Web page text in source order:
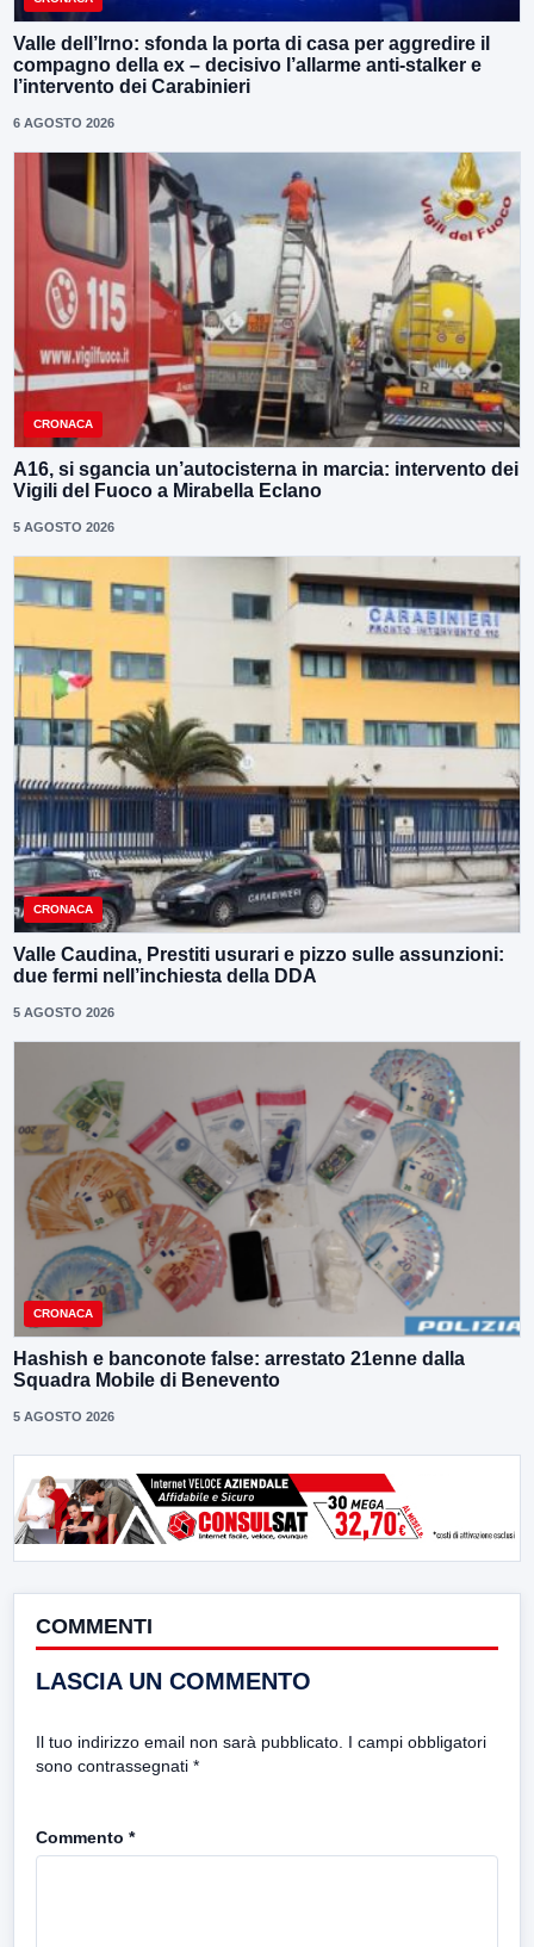
Valle dell’Irno: sfonda la porta di casa per aggredire il
compagno della ex – decisivo l’allarme anti-stalker e
l’intervento dei Carabinieri
6 AGOSTO 2026
CRONACA
A16, si sgancia un’autocisterna in marcia: intervento dei
Vigili del Fuoco a Mirabella Eclano
5 AGOSTO 2026
CRONACA
Valle Caudina, Prestiti usurari e pizzo sulle assunzioni:
due fermi nell’inchiesta della DDA
5 AGOSTO 2026
CRONACA
Hashish e banconote false: arrestato 21enne dalla
Squadra Mobile di Benevento
5 AGOSTO 2026
COMMENTI
LASCIA UN COMMENTO
Il tuo indirizzo email non sarà pubblicato. I campi obbligatori
sono contrassegnati *
Commento *